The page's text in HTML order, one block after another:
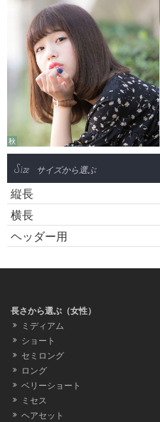
秋
Size サイズから選ぶ
縦長
横長
ヘッダー用
長さから選ぶ（女性）
ミディアム
ショート
セミロング
ロング
ベリーショート
ミセス
ヘアセット